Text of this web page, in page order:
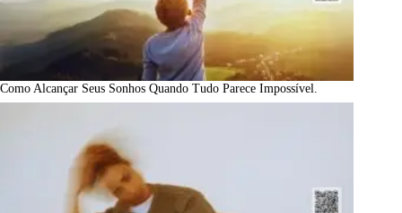
Como Alcançar Seus Sonhos Quando Tudo Parece Impossível.